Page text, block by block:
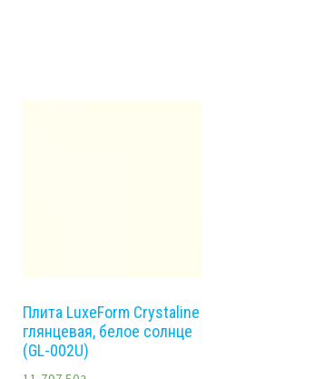
Плита LuxeForm Crystaline
глянцевая, белое солнце
(GL-002U)